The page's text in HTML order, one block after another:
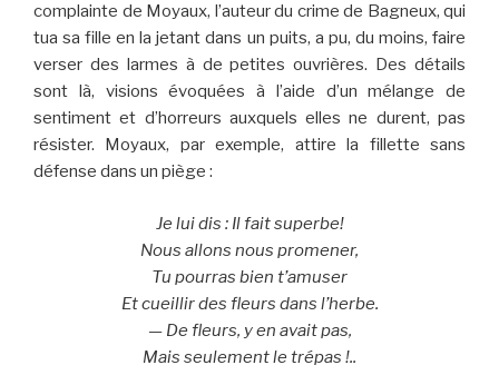
complainte de Moyaux, l’auteur du crime de Bagneux, qui
tua sa fille en la jetant dans un puits, a pu, du moins, faire
verser des larmes à de petites ouvrières. Des détails
sont là, visions évoquées à l’aide d’un mélange de
sentiment et d’horreurs auxquels elles ne durent, pas
résister. Moyaux, par exemple, attire la fillette sans
défense dans un piège :
Je lui dis : Il fait superbe!
Nous allons nous promener,
Tu pourras bien t’amuser
Et cueillir des fleurs dans l’herbe.
— De fleurs, y en avait pas,
Mais seulement le trépas !..